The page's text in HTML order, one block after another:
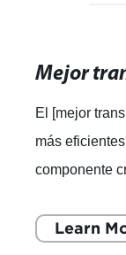
El [mejor
más
componente
Learn